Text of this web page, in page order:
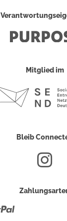
Mitglied im
Bleib